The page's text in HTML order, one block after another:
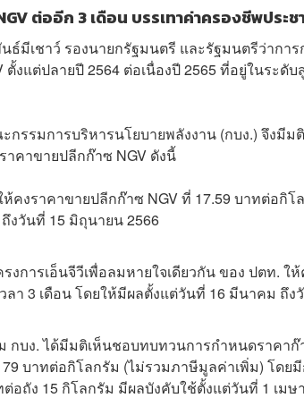
ต่ออีก 3 เดือน บรรเทาค่าครองชีพประช
มีเชาว์ รองนายกรัฐมนตรี และรัฐมนตรีว่าการ
ตั้งแต่ปลายปี 2564 ต่อเนื่องปี 2565 ที่อยู่ในระดั
รรมการบริหารนโยบายพลังงาน (กบง.) จึงมี
าคาขายปลีกก๊าซ NGV ดังนี้
คงราคาขายปลีกก๊าซ NGV ที่ 17.59 บาทต่อกิโ
งวันที่ 15 มิถุนายน 2566
งการเอ็นจีวีเพื่อลมหายใจเดียวกัน ของ ปตท. ใ
ลา 3 เดือน โดยให้มีผลตั้งแต่วันที่ 16 มีนาคม ถึ
กบง. ได้มีมติเห็นชอบทบทวนการกำหนดราคาก๊
บาทต่อกิโลกรัม (ไม่รวมภาษีมูลค่าเพิ่ม) โดย
อถัง 15 กิโลกรัม มีผลบังคับใช้ตั้งแต่วันที่ 1 เม